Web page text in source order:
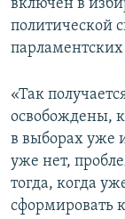
включен в
политической
«Так
освобождены,
в выборах уже
уже нет,
тогда, когда
сформировать